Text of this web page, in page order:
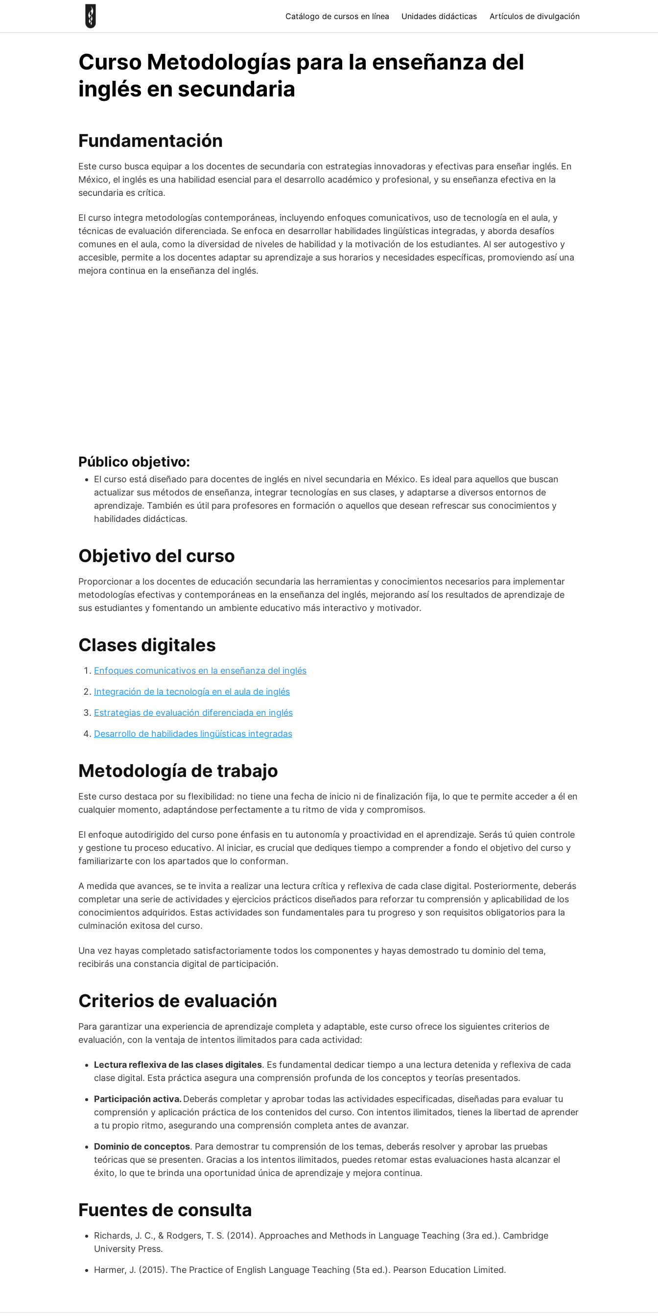
Catálogo de cursos en línea Unidades didácticas Artículos de divulgación
Curso Metodologías para la enseñanza del
inglés en secundaria
Fundamentación
Este curso busca equipar a los docentes de secundaria con estrategias innovadoras y efectivas para enseñar inglés. En
México, el inglés es una habilidad esencial para el desarrollo académico y profesional, y su enseñanza efectiva en la
secundaria es crítica.
El curso integra metodologías contemporáneas, incluyendo enfoques comunicativos, uso de tecnología en el aula, y
técnicas de evaluación diferenciada. Se enfoca en desarrollar habilidades lingüísticas integradas, y aborda desafíos
comunes en el aula, como la diversidad de niveles de habilidad y la motivación de los estudiantes. Al ser autogestivo y
accesible, permite a los docentes adaptar su aprendizaje a sus horarios y necesidades específicas, promoviendo así una
mejora continua en la enseñanza del inglés.
Público objetivo:
El curso está diseñado para docentes de inglés en nivel secundaria en México. Es ideal para aquellos que buscan
actualizar sus métodos de enseñanza, integrar tecnologías en sus clases, y adaptarse a diversos entornos de
aprendizaje. También es útil para profesores en formación o aquellos que desean refrescar sus conocimientos y
habilidades didácticas.
Objetivo del curso
Proporcionar a los docentes de educación secundaria las herramientas y conocimientos necesarios para implementar
metodologías efectivas y contemporáneas en la enseñanza del inglés, mejorando así los resultados de aprendizaje de
sus estudiantes y fomentando un ambiente educativo más interactivo y motivador.
Clases digitales
Enfoques comunicativos en la enseñanza del inglés
Integración de la tecnología en el aula de inglés
Estrategias de evaluación diferenciada en inglés
Desarrollo de habilidades lingüísticas integradas
Metodología de trabajo
Este curso destaca por su flexibilidad: no tiene una fecha de inicio ni de finalización fija, lo que te permite acceder a él en
cualquier momento, adaptándose perfectamente a tu ritmo de vida y compromisos.
El enfoque autodirigido del curso pone énfasis en tu autonomía y proactividad en el aprendizaje. Serás tú quien controle
y gestione tu proceso educativo. Al iniciar, es crucial que dediques tiempo a comprender a fondo el objetivo del curso y
familiarizarte con los apartados que lo conforman.
A medida que avances, se te invita a realizar una lectura crítica y reflexiva de cada clase digital. Posteriormente, deberás
completar una serie de actividades y ejercicios prácticos diseñados para reforzar tu comprensión y aplicabilidad de los
conocimientos adquiridos. Estas actividades son fundamentales para tu progreso y son requisitos obligatorios para la
culminación exitosa del curso.
Una vez hayas completado satisfactoriamente todos los componentes y hayas demostrado tu dominio del tema,
recibirás una constancia digital de participación.
Criterios de evaluación
Para garantizar una experiencia de aprendizaje completa y adaptable, este curso ofrece los siguientes criterios de
evaluación, con la ventaja de intentos ilimitados para cada actividad:
Lectura reflexiva de las clases digitales. Es fundamental dedicar tiempo a una lectura detenida y reflexiva de cada
clase digital. Esta práctica asegura una comprensión profunda de los conceptos y teorías presentados.
Participación activa. Deberás completar y aprobar todas las actividades especificadas, diseñadas para evaluar tu
comprensión y aplicación práctica de los contenidos del curso. Con intentos ilimitados, tienes la libertad de aprender
a tu propio ritmo, asegurando una comprensión completa antes de avanzar.
Dominio de conceptos. Para demostrar tu comprensión de los temas, deberás resolver y aprobar las pruebas
teóricas que se presenten. Gracias a los intentos ilimitados, puedes retomar estas evaluaciones hasta alcanzar el
éxito, lo que te brinda una oportunidad única de aprendizaje y mejora continua.
Fuentes de consulta
Richards, J. C., & Rodgers, T. S. (2014). Approaches and Methods in Language Teaching (3ra ed.). Cambridge
University Press.
Harmer, J. (2015). The Practice of English Language Teaching (5ta ed.). Pearson Education Limited.